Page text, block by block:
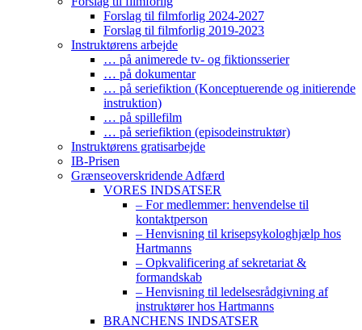
Forslag til filmforlig 2024-2027
Forslag til filmforlig 2019-2023
Instruktørens arbejde
… på animerede tv- og fiktionsserier
… på dokumentar
… på seriefiktion (Konceptuerende og initierende
instruktion)
… på spillefilm
… på seriefiktion (episodeinstruktør)
Instruktørens gratisarbejde
IB-Prisen
Grænseoverskridende Adfærd
VORES INDSATSER
– For medlemmer: henvendelse til
kontaktperson
– Henvisning til krisepsykologhjælp hos
Hartmanns
– Opkvalificering af sekretariat &
formandskab
– Henvisning til ledelsesrådgivning af
instruktører hos Hartmanns
BRANCHENS INDSATSER